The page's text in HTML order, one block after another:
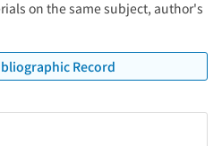
on the same subject, author's
Record